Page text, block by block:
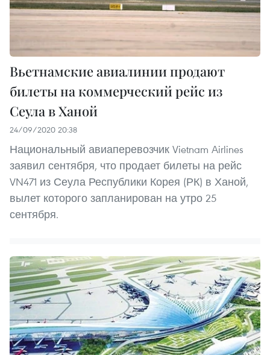
Вьетнамские авиалинии продают
билеты на коммерческий рейс из
Сеула в Ханой
24/09/2020 20:38
Национальный авиаперевозчик Vietnam Airlines
заявил сентября, что продает билеты на рейс
VN471 из Сеула Республики Корея (РК) в Ханой,
вылет которого запланирован на утро 25
сентября.